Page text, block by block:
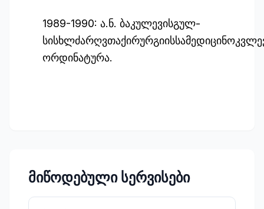
1989-1990: ა.ნ. ბაკულევისგულ-
ორდინატურა.
მიწოდებული სერვისები